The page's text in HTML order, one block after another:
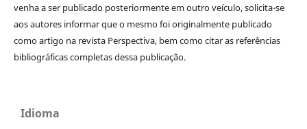
venha a ser publicado posteriormente em outro veículo, solicita-se
aos autores informar que o mesmo foi originalmente publicado
como artigo na revista Perspectiva, bem como citar as referências
bibliográficas completas dessa publicação.
Idioma